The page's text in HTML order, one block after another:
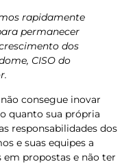
rapidamente
permanecer
dos
CISO do
consegue inovar
quanto sua própria
responsabilidades dos
e suas equipes a
propostas e não ter